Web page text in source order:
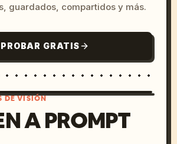
guardados, compartidos y más.
PROBAR GRATIS
DE VISIÓN
A PROMPT